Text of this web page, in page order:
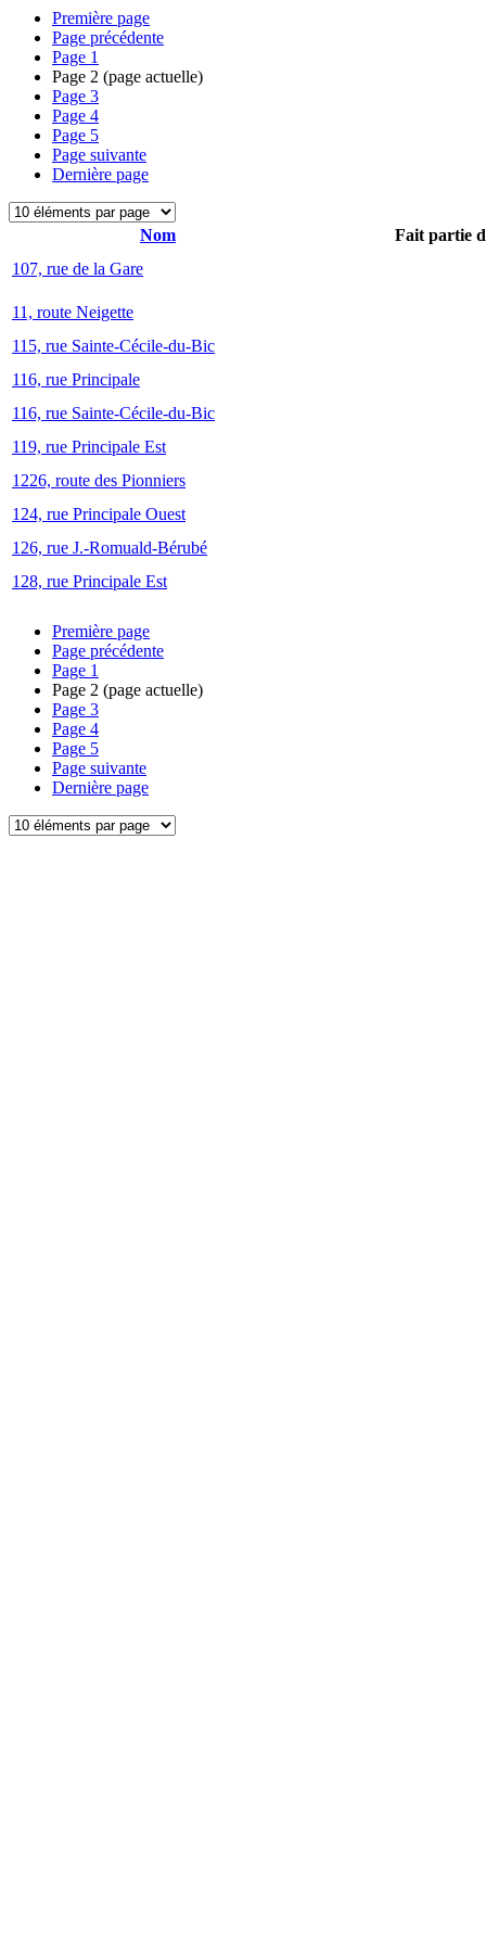
Première page
Page précédente
Page 1
Page 2 (page actuelle)
Page 3
Page 4
Page 5
Page suivante
Dernière page
Nom
Fait partie
107, rue de la Gare
11, route Neigette
115, rue Sainte-Cécile-du-Bic
116, rue Principale
116, rue Sainte-Cécile-du-Bic
119, rue Principale Est
1226, route des Pionniers
124, rue Principale Ouest
126, rue J.-Romuald-Bérubé
128, rue Principale Est
Première page
Page précédente
Page 1
Page 2 (page actuelle)
Page 3
Page 4
Page 5
Page suivante
Dernière page